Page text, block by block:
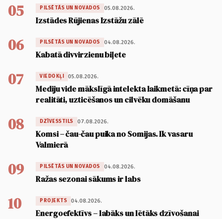
05 PILSĒTĀS UN NOVADOS 05.08.2026.
Izstādes Rūjienas Izstāžu zālē
06 PILSĒTĀS UN NOVADOS 04.08.2026.
Kabatā divvirzienu biļete
07 VIEDOKĻI 05.08.2026.
Mediju vide mākslīgā intelekta laikmetā: cīņa par
realitāti, uzticēšanos un cilvēku domāšanu
08 DZĪVESSTILS 07.08.2026.
Komsi – čau-čau puika no Somijas. Ik vasaru
Valmierā
09 PILSĒTĀS UN NOVADOS 04.08.2026.
Ražas sezonai sākums ir labs
10 PROJEKTS 04.08.2026.
Energoefektīvs – labāks un lētāks dzīvošanai